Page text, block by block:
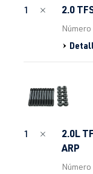
1 2.0
1
2.0L
ARP